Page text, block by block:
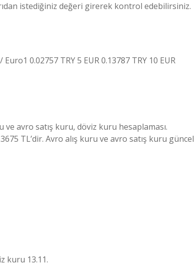
istediğiniz değeri girerek kontrol edebilirsiniz.
0.02757 TRY 5 EUR 0.13787 TRY 10 EUR
ve avro satış kuru, döviz kuru hesaplaması.
TL’dir. Avro alış kuru ve avro satış kuru güncel
kuru 13.11.